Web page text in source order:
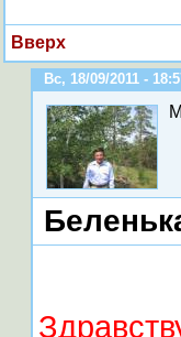
Вверх
Вс, 18/09/2011 -